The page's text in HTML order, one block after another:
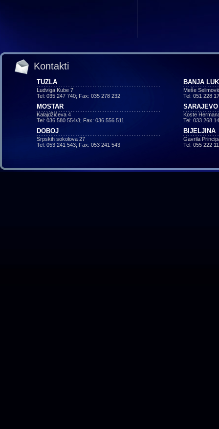
Kontakti
TUZLA
Ludviga Kube 7
Tel: 035 247 740; Fax: 035 278 232
MOSTAR
Kalajdžićeva 4
Tel: 036 580 554/3; Fax: 036 556 511
DOBOJ
Srpskih sokolova 27
Tel: 053 241 543; Fax: 053 241 543
BANJA
Meše
Tel: 051 228
SARAJEVO
Koste
Tel: 033 268
BIJELJINA
Gavrila
Tel: 055 222